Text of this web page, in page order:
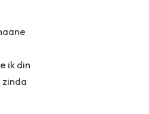
ik din
zinda